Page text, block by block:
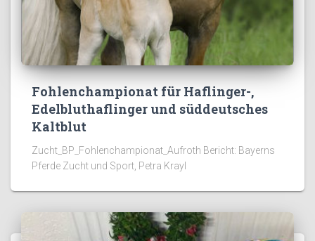
Fohlenchampionat für Haflinger-,
Edelbluthaflinger und süddeutsches
Kaltblut
Zucht_BP_Fohlenchampionat_Aufroth Bericht: Bayerns
Pferde Zucht und Sport, Petra Krayl